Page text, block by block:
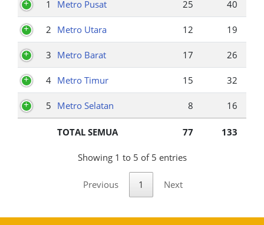
1 Metro Pusat 25 40
2 Metro Utara 12 19
3 Metro Barat 17 26
4 Metro Timur 15 32
5 Metro Selatan 8 16
TOTAL SEMUA 77 133
Showing 1 to 5 of 5 entries
Previous 1 Next